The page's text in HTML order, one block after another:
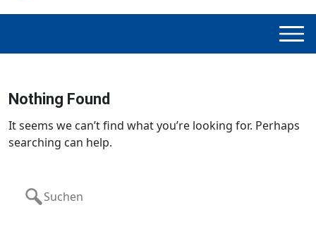
Nothing Found
It seems we can’t find what you’re looking for. Perhaps
searching can help.
for: